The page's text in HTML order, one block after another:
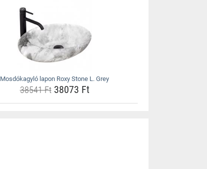
Mosdókagyló lapon Roxy Stone L. Grey
38541 Ft38073 Ft